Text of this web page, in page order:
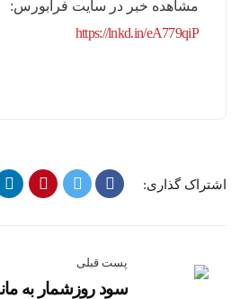
مشاهده خبر در سایت فرابورس:
https://lnkd.in/eA779qiP
اشتراک گذاری:
پست قبلی
سود روزشمار به